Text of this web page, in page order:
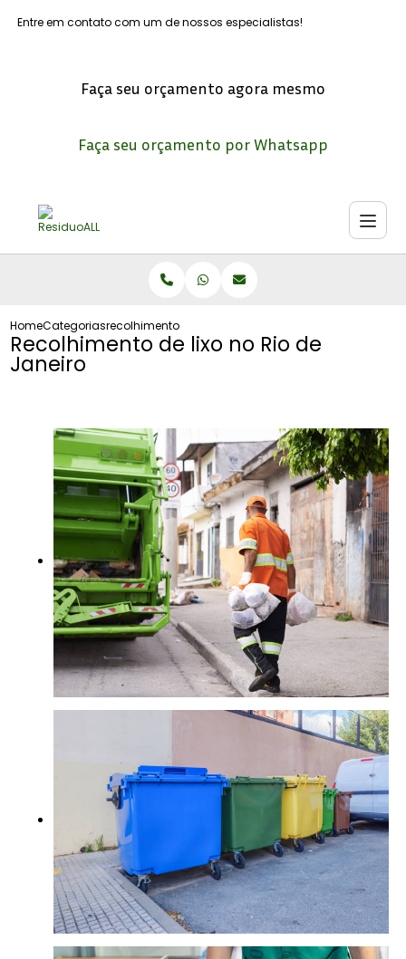
Entre em contato com um de nossos especialistas!
Faça seu orçamento agora mesmo
Faça seu orçamento por Whatsapp
HomeCategoriasrecolhimento lixo no rio janeiro
Recolhimento de lixo no Rio de
Janeiro